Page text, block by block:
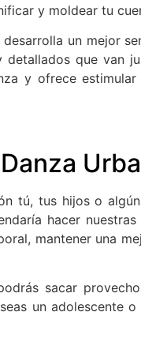
y moldear tu
un mejor
detallados que van
y ofrece
tú, tus hijos o
hacer
mantener una
sacar
un adolescente